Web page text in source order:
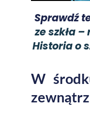
Sprawdź
ze szkła
Historia o
W